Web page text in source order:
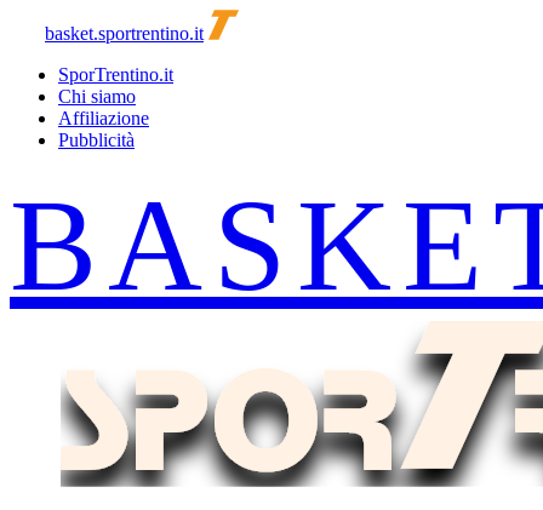
basket.sportrentino.it
SporTrentino.it
Chi siamo
Affiliazione
Pubblicità